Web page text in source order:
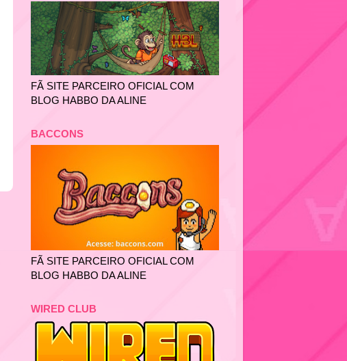
FÃ SITE PARCEIRO OFICIAL COM
BLOG HABBO DA ALINE
BACCONS
FÃ SITE PARCEIRO OFICIAL COM
BLOG HABBO DA ALINE
WIRED CLUB